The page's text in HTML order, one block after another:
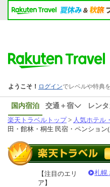
国内宿泊 交通＋宿 レン
楽天トラベルトップ> 人気ホテル
田・館林・桐生 民宿・ペンション
【注目のエリ
ア】
札幌